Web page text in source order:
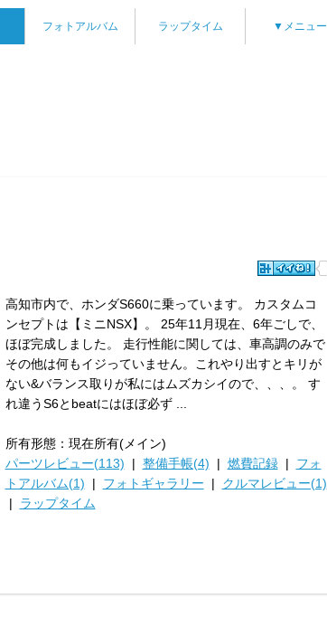
フォトアルバム ラップタイム ▼メニュー
高知市内で、ホンダS660に乗っています。 カスタムコ
ンセプトは【ミニNSX】。 25年11月現在、6年ごしで、
ほぼ完成しました。 走行性能に関しては、車高調のみで
その他は何もイジっていません。これやり出すとキリが
ない&バランス取りが私にはムズカシイので、、、。 す
れ違うS6とbeatにはほぼ必ず ...
所有形態：現在所有(メイン)
パーツレビュー(113) | 整備手帳(4) | 燃費記録| フォ
トアルバム(1) | フォトギャラリー | クルマレビュー(1)
| ラップタイム